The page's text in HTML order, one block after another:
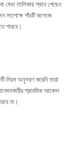
মেধা তালিকায় স্থান পেয়েও
সাপেক্ষে পাঁচটি কলেজে
পারবে।
নিয়ম অনুসরণ করেনি তারা
প্রাথমিক আবেদন
না।